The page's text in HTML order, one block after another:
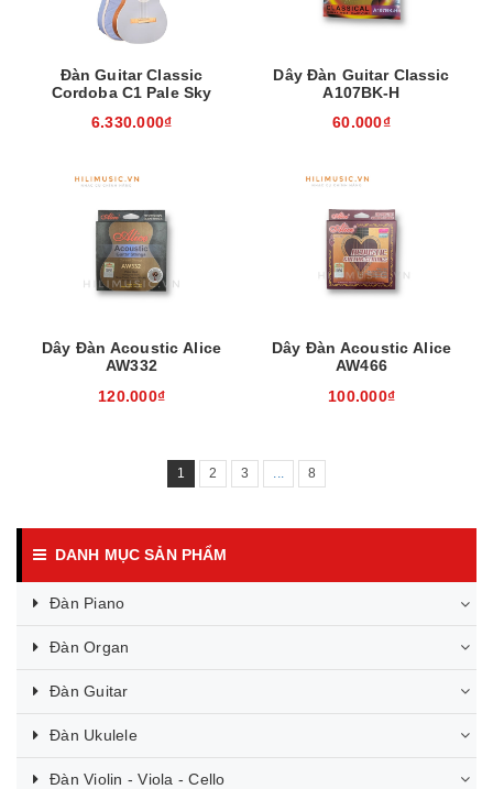
Đàn Guitar Classic
Cordoba C1 Pale Sky
6.330.000₫
Dây Đàn Guitar Classic
A107BK-H
60.000₫
Dây Đàn Acoustic Alice
AW332
120.000₫
Dây Đàn Acoustic Alice
AW466
100.000₫
1 2 3 8
DANH MỤC SẢN PHẨM
Đàn Piano
Đàn Organ
Đàn Guitar
Đàn Ukulele
Đàn Violin - Viola - Cello